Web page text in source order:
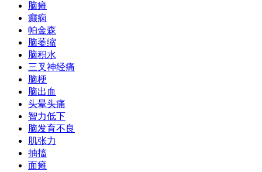
脑瘫
癫痫
帕金森
脑萎缩
脑积水
三叉神经痛
脑梗
脑出血
头晕头痛
智力低下
脑发育不良
肌张力
抽搐
面瘫